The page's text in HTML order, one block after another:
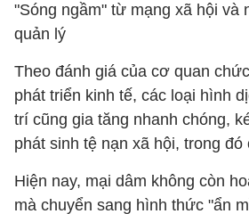
"Sóng ngầm" từ mạng xã hội và
quản lý
Theo đánh giá của cơ quan
phát triển kinh tế, các loại hình
trí cũng gia tăng nhanh chóng,
phát sinh tệ nạn xã hội, trong đó
Hiện nay, mại dâm không còn
mà chuyển sang hình thức "ẩn